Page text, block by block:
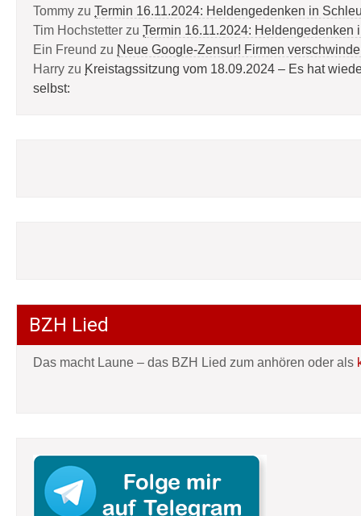
Tommy zu Termin 16.11.2024: Heldengedenken in
Tim Hochstetter zu Termin 16.11.2024: Heldengedenken
Ein Freund zu Neue Google-Zensur! Firmen
Harry zu Kreistagssitzung vom 18.09.2024 – Es hat
selbst:
BZH Lied
Das macht Laune – das BZH Lied zum anhören oder als